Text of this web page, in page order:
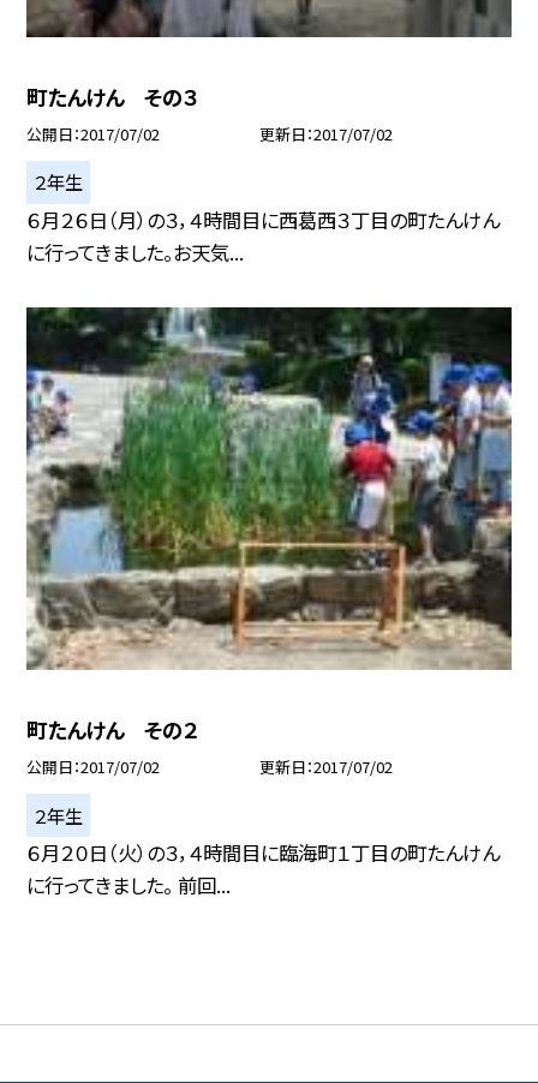
町たんけん その３
公開日 2017/07/02 更新日 2017/07/02
２年生
６月２６日（月）の３，４時間目に西葛西３丁目の町たんけん
に行ってきました。お天気...
町たんけん その２
公開日 2017/07/02 更新日 2017/07/02
２年生
６月２０日（火）の３，４時間目に臨海町１丁目の町たんけん
に行ってきました。 前回...